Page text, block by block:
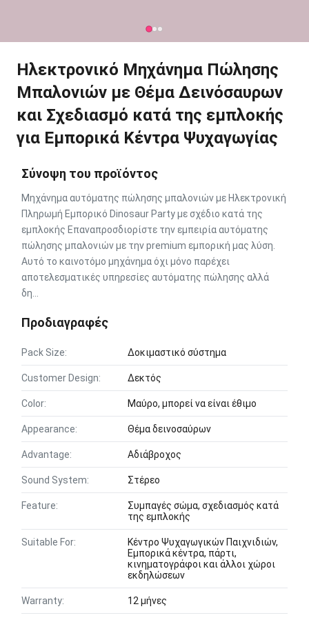
Ηλεκτρονικό Μηχάνημα Πώλησης
Μπαλονιών με Θέμα Δεινόσαυρων
και Σχεδιασμό κατά της εμπλοκής
για Εμπορικά Κέντρα Ψυχαγωγίας
Σύνοψη του προϊόντος
Μηχάνημα αυτόματης πώλησης μπαλονιών με Ηλεκτρονική
Πληρωμή Εμπορικό Dinosaur Party με σχέδιο κατά της
εμπλοκής Επαναπροσδιορίστε την εμπειρία αυτόματης
πώλησης μπαλονιών με την premium εμπορική μας λύση.
Αυτό το καινοτόμο μηχάνημα όχι μόνο παρέχει
αποτελεσματικές υπηρεσίες αυτόματης πώλησης αλλά
δη...
Προδιαγραφές
Pack Size: Δοκιμαστικό σύστημα
Customer Design: Δεκτός
Color: Μαύρο, μπορεί να είναι έθιμο
Appearance: Θέμα δεινοσαύρων
Advantage: Αδιάβροχος
Sound System: Στέρεο
Feature:
Συμπαγές σώμα, σχεδιασμός κατά
της εμπλοκής
Suitable For:
Κέντρο Ψυχαγωγικών Παιχνιδιών,
Εμπορικά κέντρα, πάρτι,
κινηματογράφοι και άλλοι χώροι
εκδηλώσεων
Warranty: 12 μήνες